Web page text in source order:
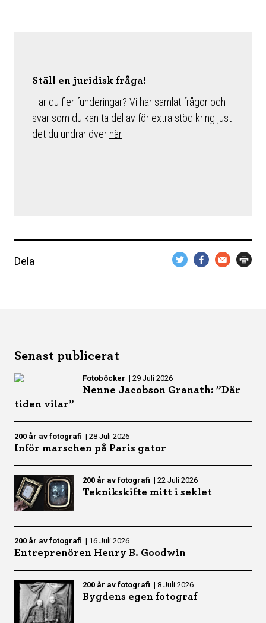
Ställ en juridisk fråga!
Har du fler funderingar? Vi har samlat frågor och
svar som du kan ta del av för extra stöd kring just
det du undrar över här
Dela
Senast publicerat
Fotoböcker | 29 Juli 2026
Nenne Jacobson Granath: ”Där
tiden vilar”
200 år av fotografi | 28 Juli 2026
Inför marschen på Paris gator
200 år av fotografi | 22 Juli 2026
Teknikskifte mitt i seklet
200 år av fotografi | 16 Juli 2026
Entreprenören Henry B. Goodwin
200 år av fotografi | 8 Juli 2026
Bygdens egen fotograf